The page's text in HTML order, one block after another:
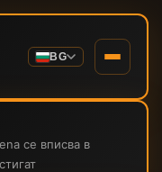
BG
се вписва в